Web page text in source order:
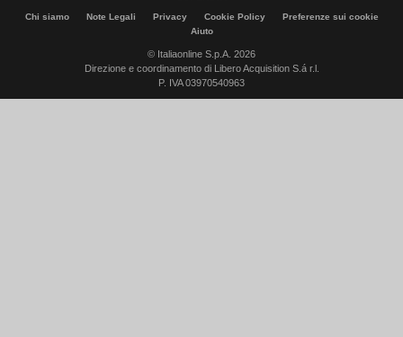
Chi siamo Note Legali Privacy Cookie Policy
Preferenze sui cookie
Aiuto
© Italiaonline S.p.A. 2026
Direzione e coordinamento di Libero Acquisition S.á r.l.
P. IVA 03970540963